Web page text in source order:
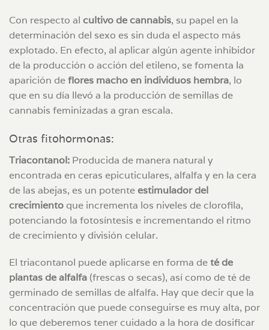
Con respecto al cultivo de cannabis, su papel en la
determinación del sexo es sin duda el aspecto más
explotado. En efecto, al aplicar algún agente inhibidor
de la producción o acción del etileno, se fomenta la
aparición deflores macho en individuos hembra, lo
que en su día llevó a la producción de semillas de
cannabis feminizadas a gran escala.
Otras fitohormonas:
Triacontanol: Producida de manera natural y
encontrada en ceras epicuticulares, alfalfa y en la cera
de las abejas, es un potenteestimulador del
crecimientoque incrementa los niveles de clorofila,
potenciando la fotosíntesis e incrementando el ritmo
de crecimiento y división celular.
El triacontanol puede aplicarse en forma deté de
plantas de alfalfa (frescas o secas), así como de té de
germinado de semillas de alfalfa. Hay que decir que la
concentración que puede conseguirse es muy alta, por
lo que deberemos tener cuidado a la hora de dosificar